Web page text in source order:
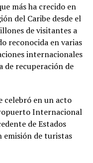
más ha crecido en
del Caribe desde el
de visitantes a
reconocida en varias
internacionales
de recuperación de
celebró en un acto
Internacional
de Estados
emisión de turistas